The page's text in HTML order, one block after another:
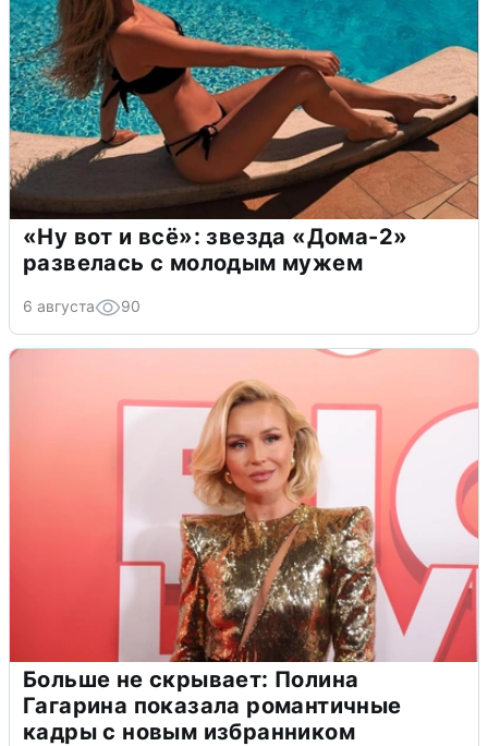
«Ну вот и всё»: звезда «Дома-2»
развелась с молодым мужем
6 августа 90
Больше не скрывает: Полина
Гагарина показала романтичные
кадры с новым избранником